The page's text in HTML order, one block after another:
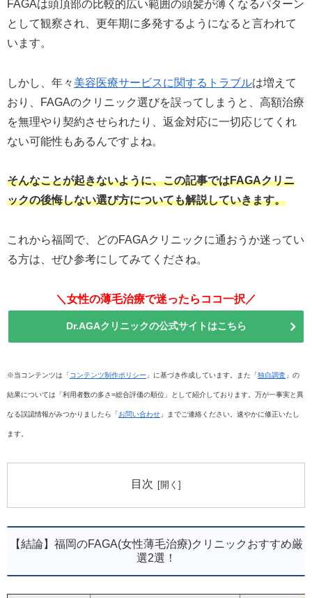
FAGAは頭頂部の比較的広い範囲の頭髪が薄くなるパターン
として観察され、更年期に多発するようになると言われて
います。
しかし、年々 美容医療サービスに関するトラブルは増えて
おり、FAGAのクリニック選びを誤ってしまうと、高額治療
を無理やり契約させられたり、返金対応に一切応じてくれ
ない可能性もあるんですよね。
そんなことが起きないように、この記事ではFAGAクリニ
ックの後悔しない選び方についても解説していきます。
これから福岡で、どのFAGAクリニックに通おうか迷ってい
る方は、ぜひ参考にしてみてくださね。
＼女性の薄毛治療で迷ったらココ一択／
Dr.AGAクリニックの公式サイトはこちら
※当コンテンツは「コンテンツ制作ポリシー 」に基づき作成しています。また「独自調査 」の
結果については「利用者数の多さ=総合評価の順位」として紹介しております。万が一事実と異
なる誤認情報がみつかりましたら「お問い合わせ 」までご連絡ください。速やかに修正いたし
ます。
目次
【結論】福岡のFAGA(女性薄毛治療)クリニックおすすめ厳
選2選！